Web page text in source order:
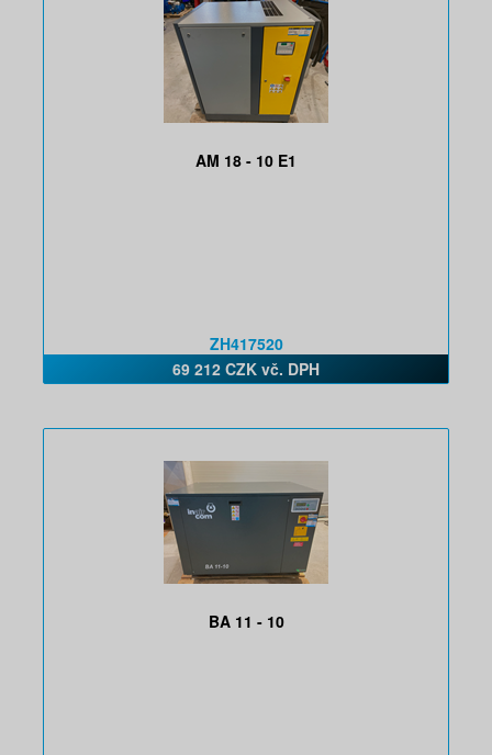
AM 18 - 10 E1
ZH417520
69 212 CZK vč. DPH
BA 11 - 10